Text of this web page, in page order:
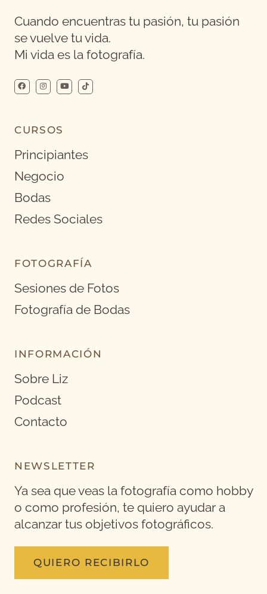
Cuando encuentras tu pasión, tu pasión
se vuelve tu vida.
Mi vida es la fotografía.
CURSOS
Principiantes
Negocio
Bodas
Redes Sociales
FOTOGRAFÍA
Sesiones de Fotos
Fotografía de Bodas
INFORMACIÓN
Sobre Liz
Podcast
Contacto
NEWSLETTER
Ya sea que veas la fotografía como hobby
o como profesión, te quiero ayudar a
alcanzar tus objetivos fotográficos.
QUIERO RECIBIRLO